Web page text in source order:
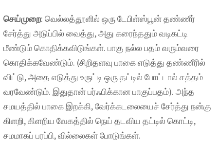
செய்முறை: வெல்லத்தூளில் ஒரு டேபிள்ஸ்பூன் தண்ணீர்
சேர்த்து அடுப்பில் வைத்து, அது கரைந்ததும் வடிகட்டி
மீண்டும் கொதிக்கவிடுங்கள். பாகு நல்ல பதம் வரும்வரை
கொதிக்கவேண்டும். (சிறிதளவு பாகை எடுத்து தண்ணீரில்
விட்டு, அதை எடுத்து உருட்டி ஒரு தட்டில் போட்டால் சத்தம்
வரவேண்டும். இதுதான் பர்ஃபிக்கான பாகுப்பதம்). அந்த
சமயத்தில் பாகை இறக்கி, வேர்க்கடலையைச் சேர்த்து நன்கு
கிளறி, கிளறிய வேகத்தில் நெய் தடவிய தட்டில் கொட்டி,
சமமாகப் பரப்பி, வில்லைகள் போடுங்கள்.